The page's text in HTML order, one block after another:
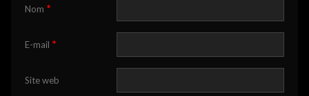
Nom *
E-mail *
Site web